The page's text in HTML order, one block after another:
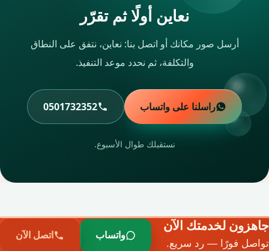
نعاين أولًا ثم تقرّر
أرسل صور مكانك أو اتصل بنا: نعاين، نتفق على النطاق
والتكلفة، ثم نحدد موعد التنفيذ.
راسلنا على واتساب 0501732352
نستقبلك طوال الأسبوع.
جاهزون لخدمتك الآن
تواصل فورًا — رد سريع.
واتساب اتصل الآن